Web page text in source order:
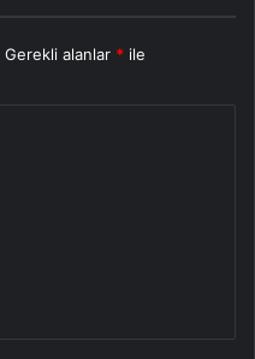
Gerekli alanlar * ile